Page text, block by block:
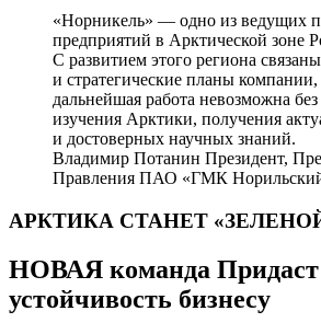
«Норникель» — одно из ведущих
предприятий в Арктической зоне
С развитием этого региона
и стратегические планы компании,
дальнейшая работа невозможна без
изучения Арктики, получения
и достоверных научных знаний.
Владимир Потанин Президент,
Правления ПАО «ГМК
АРКТИКА СТАНЕТ
НОВАЯ команда Придаст
устойчивость бизнесу